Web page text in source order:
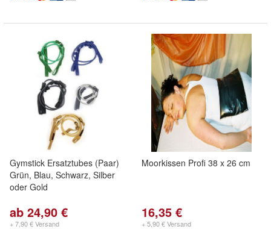
Gymstick Ersatztubes (Paar)
Grün, Blau, Schwarz, Silber
oder Gold
ab 24,90 €
+ 7,90 € Versand
Moorkissen Profi 38 x 26 cm
16,35 €
+ 5,90 € Versand